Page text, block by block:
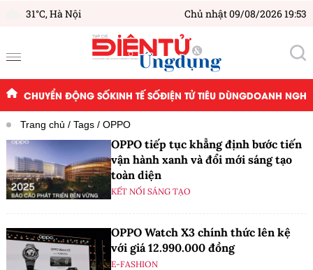
31°C,Hà Nội Chủ nhật 09/08/2026 19:53
CHUYỂN ĐỘNG SỐKINH TẾ SỐĐIỆN TỬ TIÊU DÙNGDOANH
Trang chủ Tags OPPO
OPPO tiếp tục khẳng định bước tiến
vận hành xanh và đổi mới sáng tạo
toàn diện
KẾT NỐI SÁNG TẠO
OPPO Watch X3 chính thức lên kệ
với giá 12.990.000 đồng
E-FASHION